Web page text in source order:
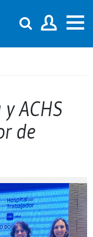
ACHS
de